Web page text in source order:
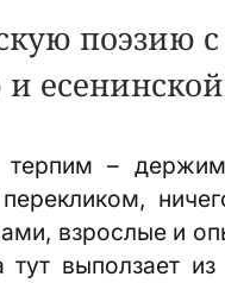
поэзию с
–
взрослые и
выползает